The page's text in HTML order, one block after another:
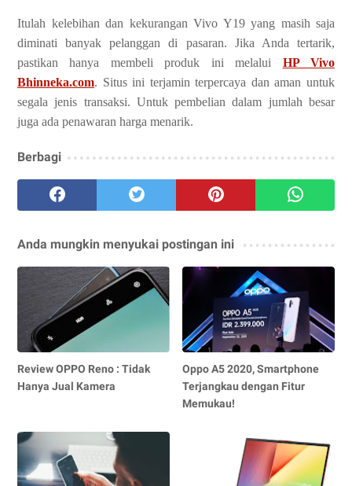
Itulah kelebihan dan kekurangan Vivo Y19 yang masih saja
diminati banyak pelanggan di pasaran. Jika Anda tertarik,
pastikan hanya membeli produk ini melalui HP Vivo
Bhinneka.com. Situs ini terjamin terpercaya dan aman untuk
segala jenis transaksi. Untuk pembelian dalam jumlah besar
juga ada penawaran harga menarik.
Berbagi
Anda mungkin menyukai postingan ini
Review OPPO Reno : Tidak
Hanya Jual Kamera
Oppo A5 2020, Smartphone
Terjangkau dengan Fitur
Memukau!